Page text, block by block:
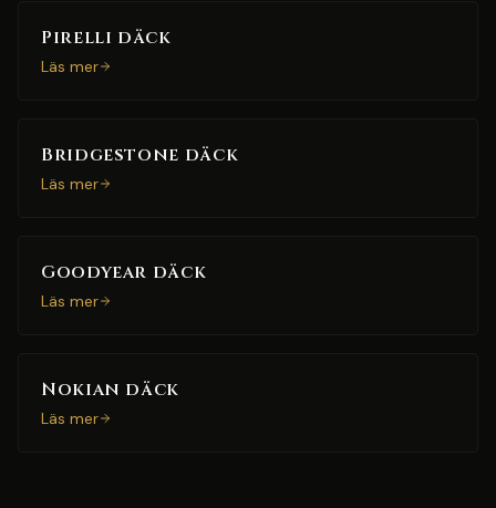
Pirelli däck
Läs mer
Bridgestone däck
Läs mer
Goodyear däck
Läs mer
Nokian däck
Läs mer